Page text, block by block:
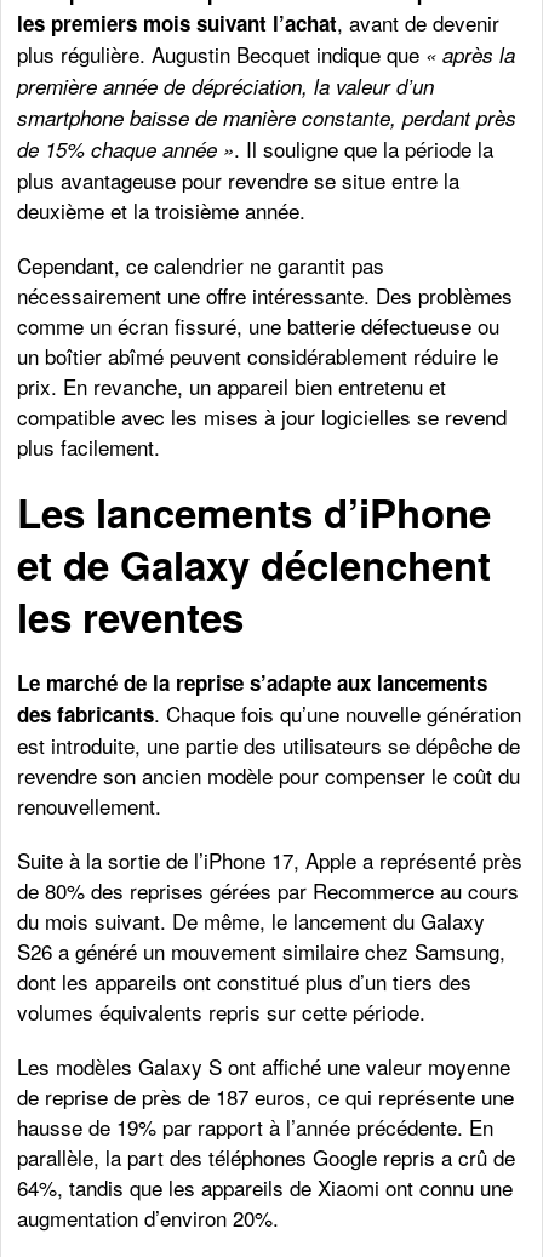
les premiers mois suivant l’achat, avant de devenir
plus régulière. Augustin Becquet indique que « après la
première année de dépréciation, la valeur d’un
smartphone baisse de manière constante, perdant près
de 15% chaque année ». Il souligne que la période la
plus avantageuse pour revendre se situe entre la
deuxième et la troisième année.
Cependant, ce calendrier ne garantit pas
nécessairement une offre intéressante. Des problèmes
comme un écran fissuré, une batterie défectueuse ou
un boîtier abîmé peuvent considérablement réduire le
prix. En revanche, un appareil bien entretenu et
compatible avec les mises à jour logicielles se revend
plus facilement.
Les lancements d’iPhone
et de Galaxy déclenchent
les reventes
Le marché de la reprise s’adapte aux lancements
des fabricants. Chaque fois qu’une nouvelle génération
est introduite, une partie des utilisateurs se dépêche de
revendre son ancien modèle pour compenser le coût du
renouvellement.
Suite à la sortie de l’iPhone 17, Apple a représenté près
de 80% des reprises gérées par Recommerce au cours
du mois suivant. De même, le lancement du Galaxy
S26 a généré un mouvement similaire chez Samsung,
dont les appareils ont constitué plus d’un tiers des
volumes équivalents repris sur cette période.
Les modèles Galaxy S ont affiché une valeur moyenne
de reprise de près de 187 euros, ce qui représente une
hausse de 19% par rapport à l’année précédente. En
parallèle, la part des téléphones Google repris a crû de
64%, tandis que les appareils de Xiaomi ont connu une
augmentation d’environ 20%.